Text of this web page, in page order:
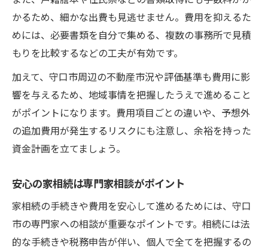
かるため、細かな出費も見逃せません。費用を抑えるた
めには、必要書類を自分で集める、複数の事務所で見積
もりを比較するなどの工夫が有効です。
加えて、守口市周辺の不動産市況や評価基準も費用に影
響を与えるため、地域事情を把握したうえで進めること
がポイントになります。費用項目ごとの違いや、予想外
の追加費用が発生するリスクにも注意し、余裕を持った
資金計画を立てましょう。
安心の家相続は専門家相談がポイント
家相続の手続きや費用を安心して進めるためには、守口
市の専門家への相談が重要なポイントです。相続には法
的な手続きや税務申告が伴い、個人で全てを把握するの